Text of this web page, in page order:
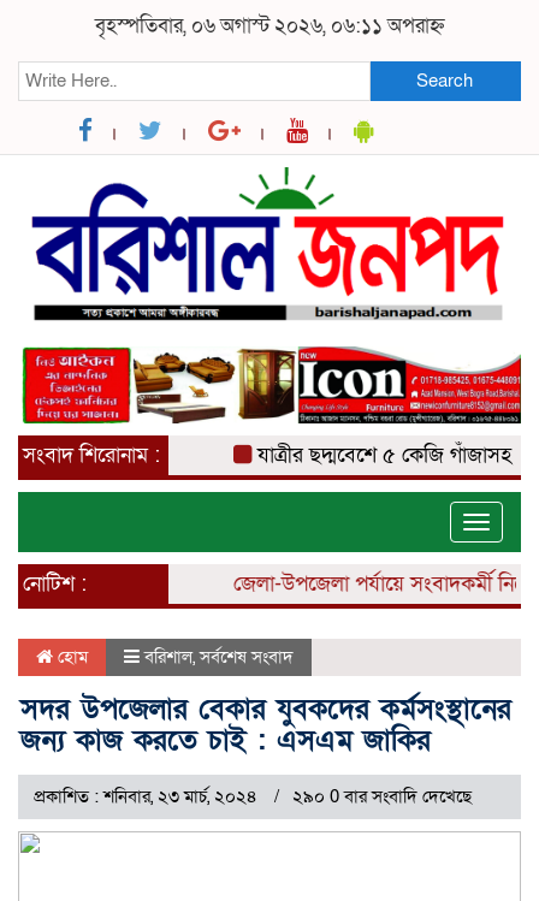
বৃহস্পতিবার, ০৬ অগাস্ট ২০২৬, ০৬:১১ অপরাহ্ন
Search
সংবাদ শিরোনাম : যাত্রীর ছদ্মবেশে ৫ কেজি গাঁজাসহ মাদক
Toggle
নোটিশ :
জেলা-উপজেলা পর্যায়ে সংবাদকর্মী নিয়োগ
হোম বরিশাল,সর্বশেষ সংবাদ
সদর উপজেলার বেকার যুবকদের কর্মসংস্থানের
জন্য কাজ করতে চাই : এসএম জাকির
প্রকাশিত : শনিবার, ২৩ মার্চ, ২০২৪ ২৯০ 0 বার সংবাদি দেখেছে